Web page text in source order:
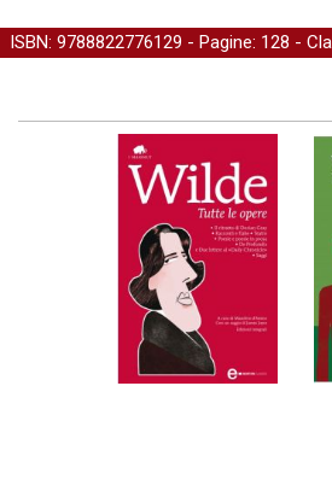
ISBN: 9788822776129 - Pagine: 128 -